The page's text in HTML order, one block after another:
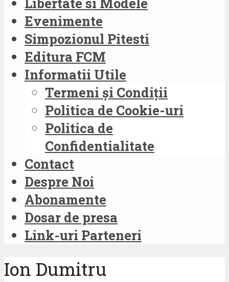
Evenimente
Simpozionul Pitesti
Editura FCM
Informatii Utile
Termeni și Condiții
Politica de Cookie-uri
Politica de
Confidentialitate
Contact
Despre Noi
Abonamente
Dosar de presa
Link-uri Parteneri
Ion Dumitru